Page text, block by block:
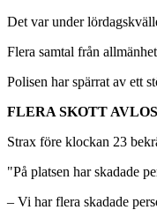
Det var under
Flera samtal från
Polisen har spärrat av ett
FLERA SKOTT
Strax före klockan 23
"På platsen har skadade
– Vi har flera skadade